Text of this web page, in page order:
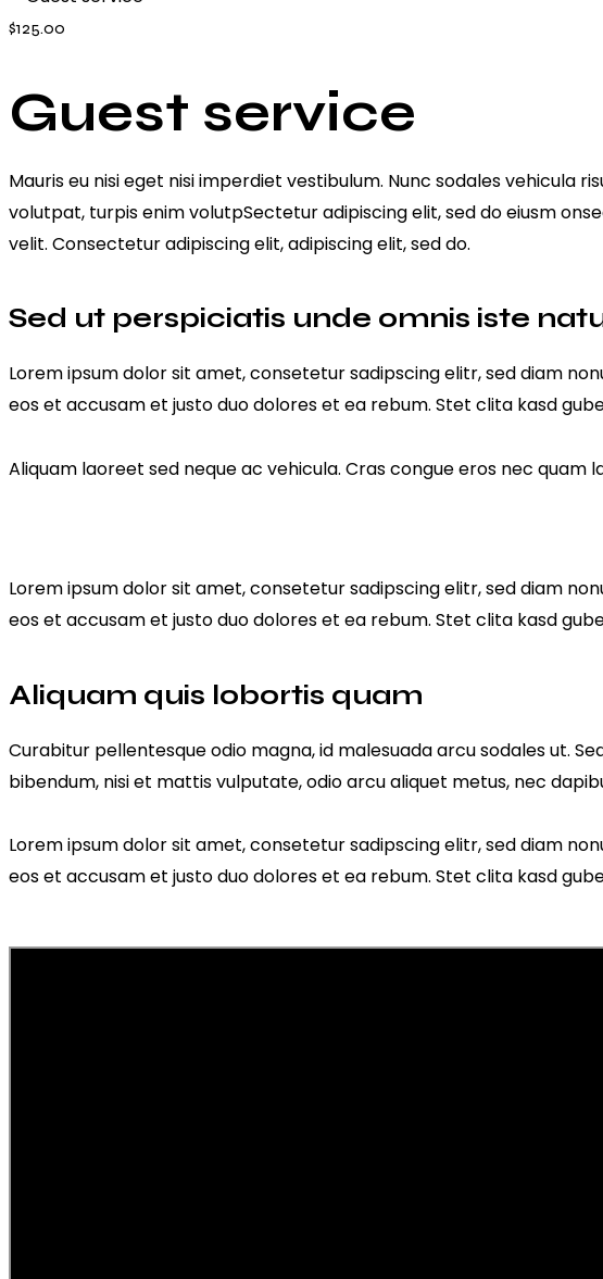
1new
new
$125.00
Guest service
Mauris eu nisi eget nisi imperdiet vestibulum. Nunc sodales vehicula
volutpat, turpis enim volutpSectetur adipiscing elit, sed do eiusm
velit. Consectetur adipiscing elit, adipiscing elit, sed do.
Sed ut perspiciatis unde omnis iste
Lorem ipsum dolor sit amet, consetetur sadipscing elitr, sed diam
eos et accusam et justo duo dolores et ea rebum. Stet clita kasd
Aliquam laoreet sed neque ac vehicula. Cras congue eros nec
Lorem ipsum dolor sit amet, consetetur sadipscing elitr, sed diam
eos et accusam et justo duo dolores et ea rebum. Stet clita kasd
Aliquam quis lobortis quam
Curabitur pellentesque odio magna, id malesuada arcu sodales ut.
bibendum, nisi et mattis vulputate, odio arcu aliquet metus, nec
Lorem ipsum dolor sit amet, consetetur sadipscing elitr, sed diam
eos et accusam et justo duo dolores et ea rebum. Stet clita kasd